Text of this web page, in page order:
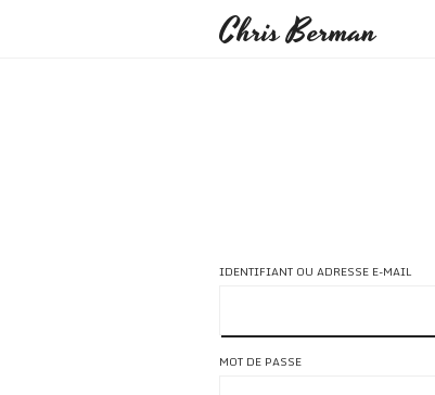
Chris Berman
IDENTIFIANT OU ADRESSE E-MAIL
MOT DE PASSE